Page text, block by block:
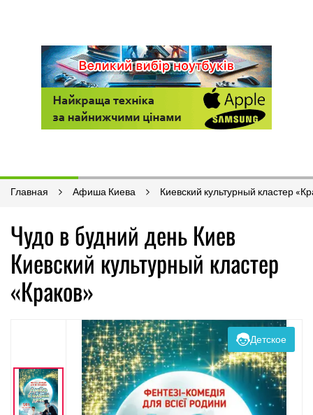
Главная Афиша Киева Киевский культурный кластер
Чудо в будний день Киев
Киевский культурный кластер
«Краков»
Детское